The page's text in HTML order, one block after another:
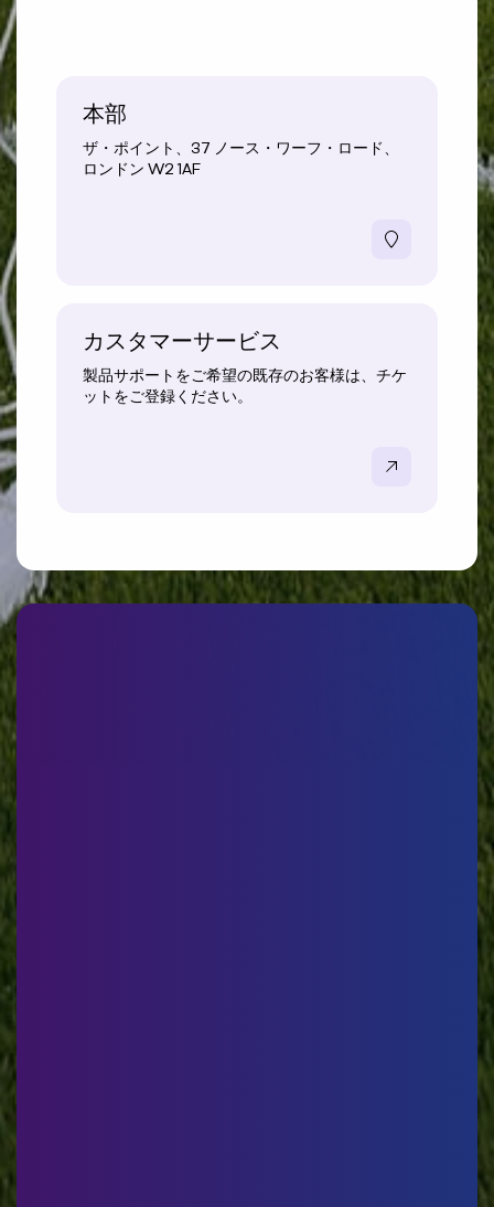
本部
ザ・ポイント、37 ノース・ワーフ・ロード、
ロンドン W2 1AF
カスタマーサービス
製品サポートをご希望の既存のお客様は、チケ
ットをご登録ください。